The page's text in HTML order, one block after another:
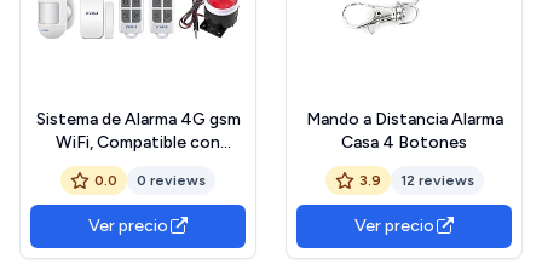
Sistema de Alarma 4G gsm
WiFi, Compatible con
Control Remoto, Kit de
Seguridad para el Hogar con
Smart Life App, Sistema
Antirrobo Inalámbrico
110dB, Compatible con
0.0 0 reviews
Ver precio
Mando a Distancia Alarma
Casa 4 Botones
3.9 12 reviews
Ver precio